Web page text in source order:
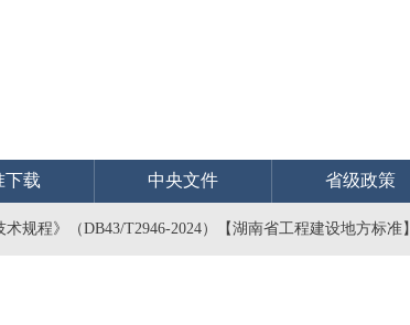
下载 中央文件 省级政策
术规程》（DB43/T2946-2024）【湖南省工程建设地方标准